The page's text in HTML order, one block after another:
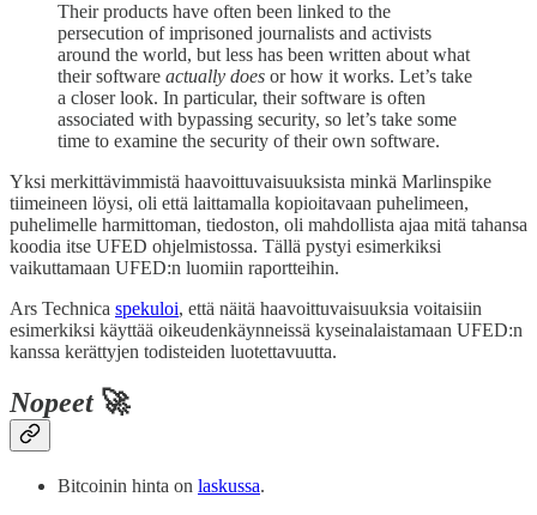
Their products have often been linked to the
persecution of imprisoned journalists and activists
around the world, but less has been written about what
their software actually does or how it works. Let’s take
a closer look. In particular, their software is often
associated with bypassing security, so let’s take some
time to examine the security of their own software.
Yksi merkittävimmistä haavoittuvaisuuksista minkä Marlinspike
tiimeineen löysi, oli että laittamalla kopioitavaan puhelimeen,
puhelimelle harmittoman, tiedoston, oli mahdollista ajaa mitä tahansa
koodia itse UFED ohjelmistossa. Tällä pystyi esimerkiksi
vaikuttamaan UFED:n luomiin raportteihin.
Ars Technica spekuloi, että näitä haavoittuvaisuuksia voitaisiin
esimerkiksi käyttää oikeudenkäynneissä kyseinalaistamaan UFED:n
kanssa kerättyjen todisteiden luotettavuutta.
Nopeet🚀
Bitcoinin hinta on laskussa.